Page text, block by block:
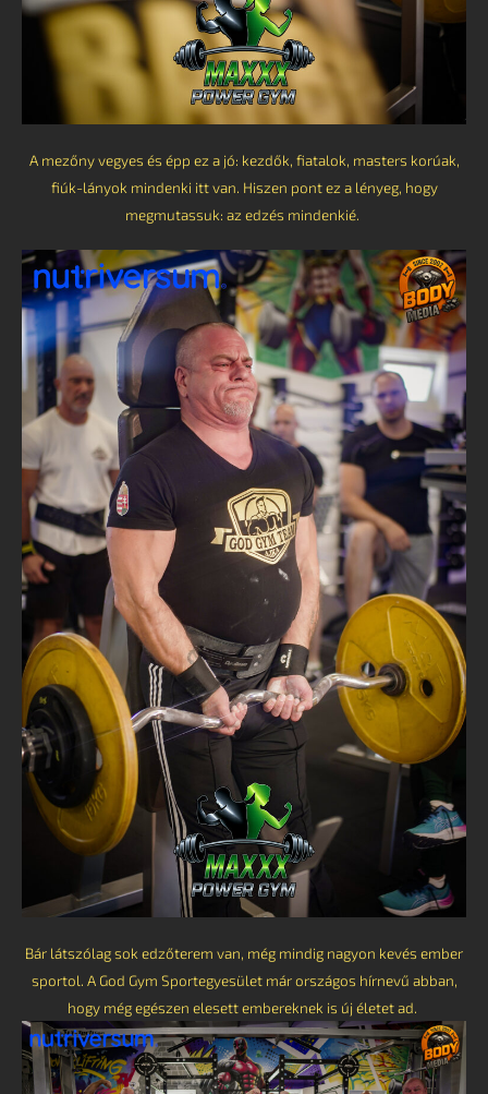
A mezőny vegyes és épp ez a jó: kezdők, fiatalok, masters korúak,
fiúk-lányok mindenki itt van. Hiszen pont ez a lényeg, hogy
megmutassuk: az edzés mindenkié.
Bár látszólag sok edzőterem van, még mindig nagyon kevés ember
sportol. A God Gym Sportegyesület már országos hírnevű abban,
hogy még egészen elesett embereknek is új életet ad.